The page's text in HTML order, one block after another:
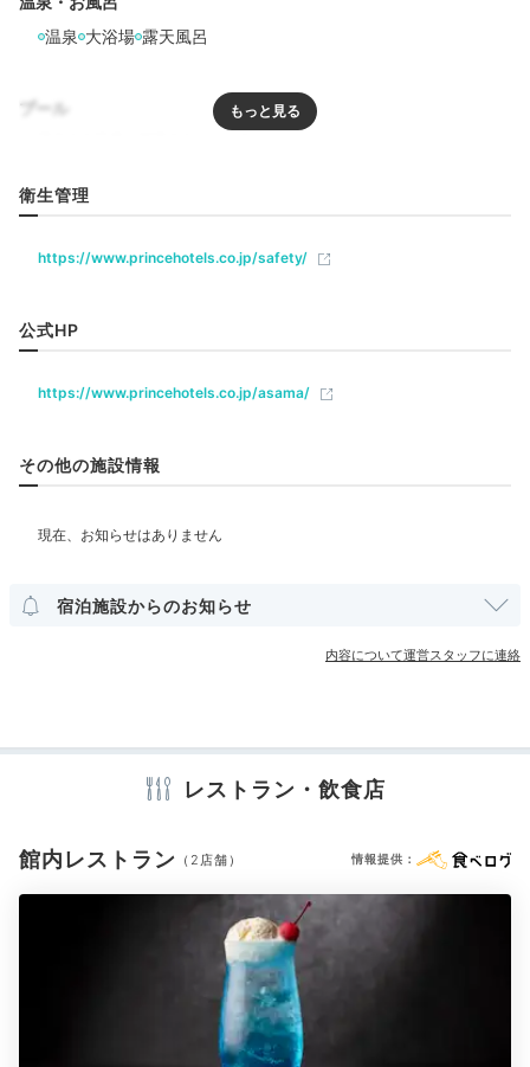
ディナーはスタイリッシュな「Dining Bloom（ダイニ
など、地元食材を使った和食または洋食をどうぞ。利用
miichan.a.s
チーネが◎。メインは信州米豚のローストで、その土地
ホテル営業の坂内さん
すすめです。刻々と変わる夕景を前に、ぜひディナーを
温泉 大浴場 露天風呂
プール
リラクゼーション
レストラン
ベビー＆子供関連
洋室
スイート インターネット利用可能
その他館内施設
カラオケルーム
テレビ 冷蔵庫 スリッパ セーフティボックス 洗浄機付トイレ
歯ブラシ カミソリ 洗顔 シャンプー
※設備・アメニティは、確認が取れている情報を表示しています。
衛生管理
https://www.princehotels.co.jp/safety/
公式HP
https://www.princehotels.co.jp/asama/
その他の施設情報
宿泊施設からのお知らせ
内容について運営スタッフに連絡
レストラン・飲食店
館内レストラン （2店舗） 情報提供：